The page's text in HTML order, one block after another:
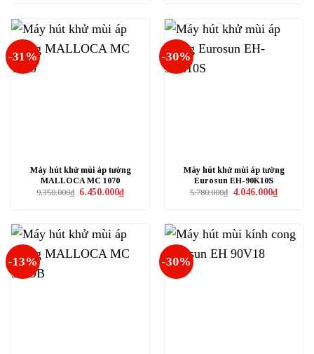
19.050.000₫.
-31%
Máy hút khử mùi áp tường
MALLOCA MC 1070
9.350.000₫ Giá
6.450.000₫Giá
hiện
-30%
Máy hút khử mùi áp tường
Eurosun EH-90K10S
5.780.000₫ Giá
4.046.000₫Giá
hiện
-13% -30%